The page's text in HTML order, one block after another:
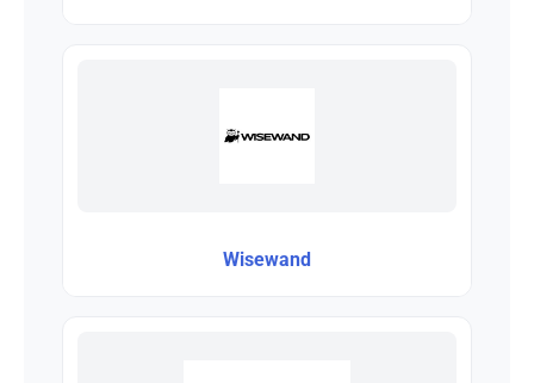
Wisewand